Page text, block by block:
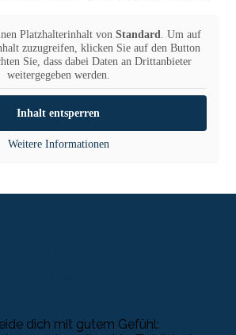
Platzhalterinhalt vonStandard
. Um auf
zuzugreifen, klicken Sie auf den Button
Sie, dass dabei Daten an Drittanbieter
weitergegeben werden.
Inhalt entsperren
Weitere Informationen
dich mit gutem Gefühl: